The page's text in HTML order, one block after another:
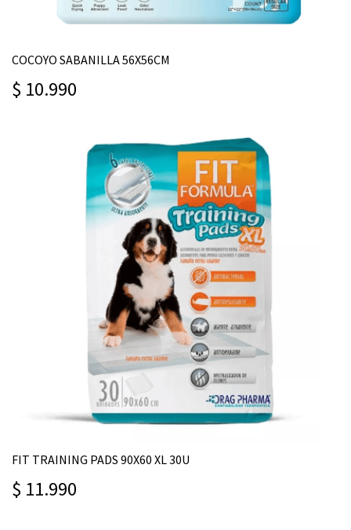
COCOYO SABANILLA 56X56CM
$ 10.990
FIT TRAINING PADS 90X60 XL 30U
$ 11.990